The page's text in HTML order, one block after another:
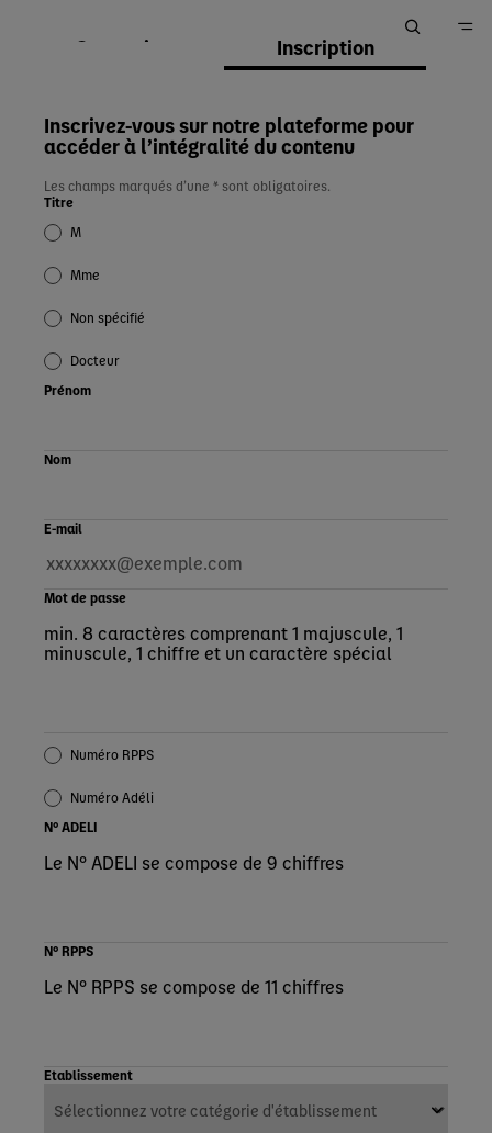
Connexion Inscription
Inscrivez-vous sur notre plateforme pour
accéder à l’intégralité du contenu
Les champs marqués d’une * sont obligatoires.
Titre
M
Mme
Non spécifié
Docteur
Prénom
Nom
E-mail
Mot de passe
min. 8 caractères comprenant 1 majuscule, 1
minuscule, 1 chiffre et un caractère spécial
Numéro RPPS
Numéro Adéli
N° ADELI
Le N° ADELI se compose de 9 chiffres
N° RPPS
Le N° RPPS se compose de 11 chiffres
Etablissement